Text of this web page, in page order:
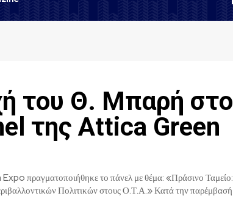
του Θ. Μπαρή στο
της Attica Green
το πάνελ με θέμα: «Πράσινο Ταμείο: Θεσμικός
Πολιτικών στους Ο.Τ.Α.» Κατά την παρέμβασή του, ο